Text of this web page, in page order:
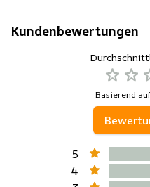
Kundenbewertungen
Basierend
5
4